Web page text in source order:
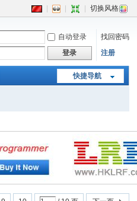
切换风格
自动登录
找回密码
登录 注册
快捷导航